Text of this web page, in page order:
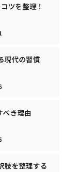
ツを整理！
現代の習慣
き理由
肢を整理する